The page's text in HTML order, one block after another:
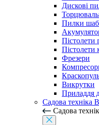
Дискові
Пилки
Пістолети
Пістолети
Фрезери
Викрутки
Приладдя
Садова
Садова